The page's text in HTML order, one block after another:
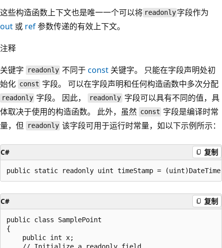
这些构造函数上下文也是唯一一个可以将 readonly 字段作为
out 或 ref参数传递的有效上下文。
注释
关键字
readonly 不同于const 关键字。 只能在字段声明处初
始化 const 字段。 可以在字段声明和任何构造函数中多次分配
readonly 字段。 因此， readonly 字段可以具有不同的值，具
体取决于使用的构造函数。 此外，虽然 const 字段是编译时常
量，但
readonly 该字段可用于运行时常量，如以下示例所示：
C# 复制
C# 复制
public class SamplePoint
{
    public int x;
    // Initialize a readonly field